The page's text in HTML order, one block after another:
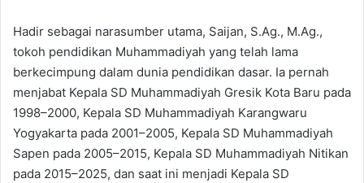
Hadir sebagai narasumber utama, Saijan, S.Ag., M.Ag.,
tokoh pendidikan Muhammadiyah yang telah lama
berkecimpung dalam dunia pendidikan dasar. Ia pernah
menjabat Kepala SD Muhammadiyah Gresik Kota Baru pada
1998–2000, Kepala SD Muhammadiyah Karangwaru
Yogyakarta pada 2001–2005, Kepala SD Muhammadiyah
Sapen pada 2005–2015, Kepala SD Muhammadiyah Nitikan
pada 2015–2025, dan saat ini menjadi Kepala SD